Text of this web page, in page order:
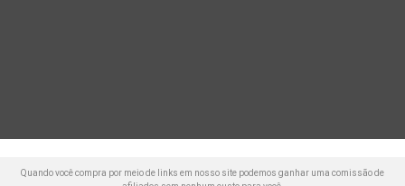
Quando você compra por meio de links em nosso site podemos ganhar uma comissão de